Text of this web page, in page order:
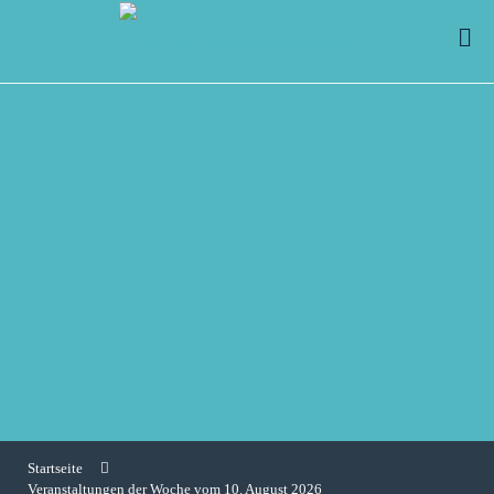
Startseite
Veranstaltungen der Woche vom 10. August 2026